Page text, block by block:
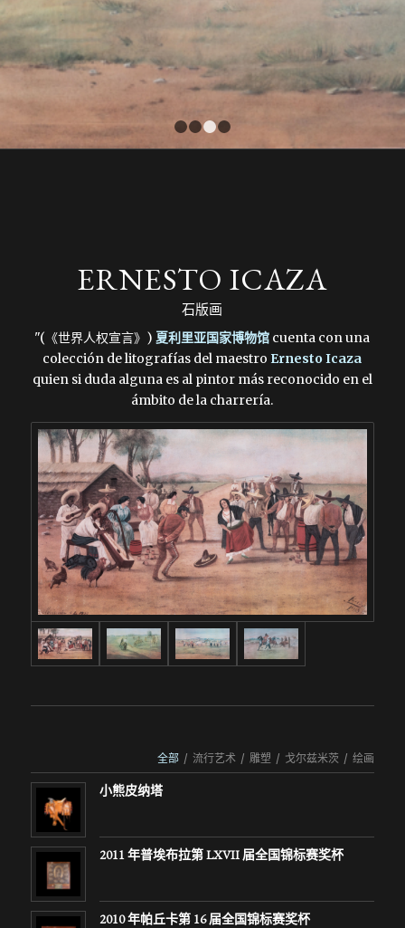
2 3
ERNESTO ICAZA
石版画
"(《世界人权宣言》)夏利里亚国家博物馆 cuenta con una
colección de litografías del maestro Ernesto Icaza
quien si duda alguna es al pintor más reconocido en el
ámbito de la charrería.
全部 / 流行艺术 / 雕塑 / 戈尔兹米茨 / 绘画
小熊皮纳塔
2011 年普埃布拉第 LXVII 届全国锦标赛奖杯
2010 年帕丘卡第 16 届全国锦标赛奖杯